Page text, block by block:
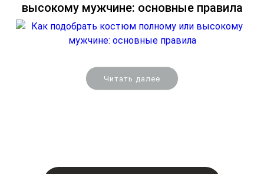
гульфика. Рубашка, которую заправляют, должна
доходить до бёдер.
Читать далее
высокому мужчине: основные правила